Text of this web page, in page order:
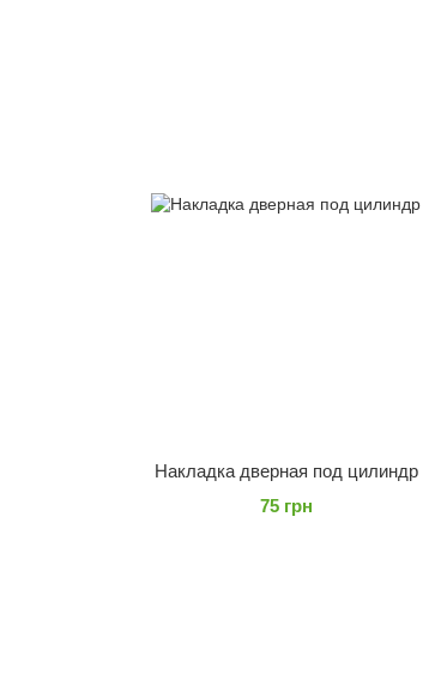
Накладка дверная под цилиндр
75 грн